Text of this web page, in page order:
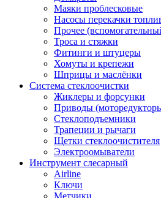
Маяки проблесковые
Насосы перекачки
Прочее
Троса и стяжки
Фитинги и штуцеры
Хомуты и крепежи
Шприцы и маслёнки
Система стеклоочистки
Жиклеры и форсунки
Приводы
Стеклоподъемники
Трапеции и рычаги
Щетки стеклоочистителя
Электроомыватели
Инструмент слесарный
Airline
Ключи
Метчики